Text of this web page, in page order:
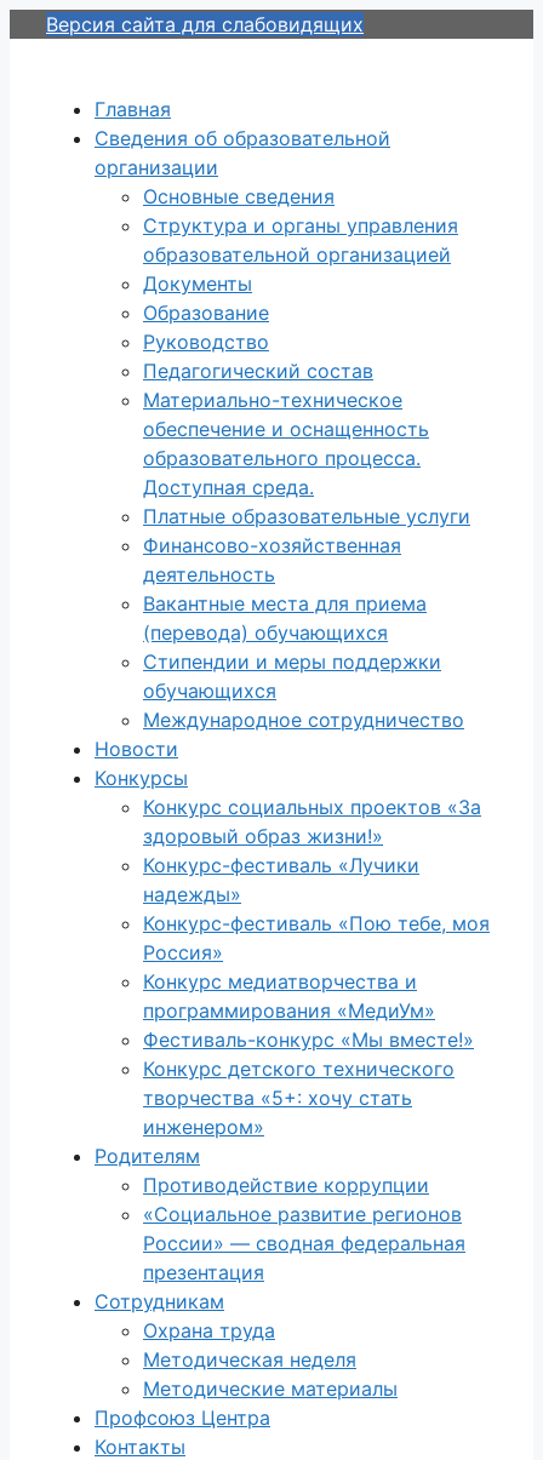
Перейти
Версия сайта для слабовидящих
Главная
Сведения об образовательной
организации
Основные сведения
Структура и органы управления
образовательной организацией
Документы
Образование
Руководство
Педагогический состав
Материально-техническое
обеспечение и оснащенность
образовательного процесса.
Доступная среда.
Платные образовательные услуги
Финансово-хозяйственная
деятельность
Вакантные места для приема
(перевода) обучающихся
Стипендии и меры поддержки
обучающихся
Международное сотрудничество
Новости
Конкурсы
Конкурс социальных проектов «За
здоровый образ жизни!»
Конкурс-фестиваль «Лучики
надежды»
Конкурс-фестиваль «Пою тебе, моя
Россия»
Конкурс медиатворчества и
программирования «МедиУм»
Фестиваль-конкурс «Мы вместе!»
Конкурс детского технического
творчества «5+: хочу стать
инженером»
Родителям
Противодействие коррупции
«Социальное развитие регионов
России» — сводная федеральная
презентация
Сотрудникам
Охрана труда
Методическая неделя
Методические материалы
Профсоюз Центра
Контакты